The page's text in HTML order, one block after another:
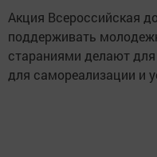
Акция Всероссийская
поддерживать
стараниями делают
для самореализации и